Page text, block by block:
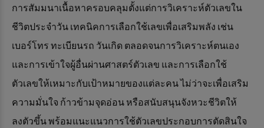
การสัมมนาเนื้อหาครอบคลุมตั้งแต่การวิเคราะห์ตัวเลขใน
ชีวิตประจำวัน เทคนิคการเลือกใช้เลขเพื่อเสริมพลัง เช่น
เบอร์โทร ทะเบียนรถ วันเกิด ตลอดจนการวิเคราะห์ตนเอง
และการเข้าใจผู้อื่นผ่านศาสตร์ตัวเลข และการเลือกใช้
ตัวเลขให้เหมาะกับเป้าหมายของแต่ละคน ไม่ว่าจะเพื่อเสริม
ความมั่นใจ ก้าวข้ามจุดอ่อน หรือสนับสนุนจังหวะชีวิตให้
ลงตัวขึ้น พร้อมแนะแนวการใช้ตัวเลขประกอบการตัดสินใจ